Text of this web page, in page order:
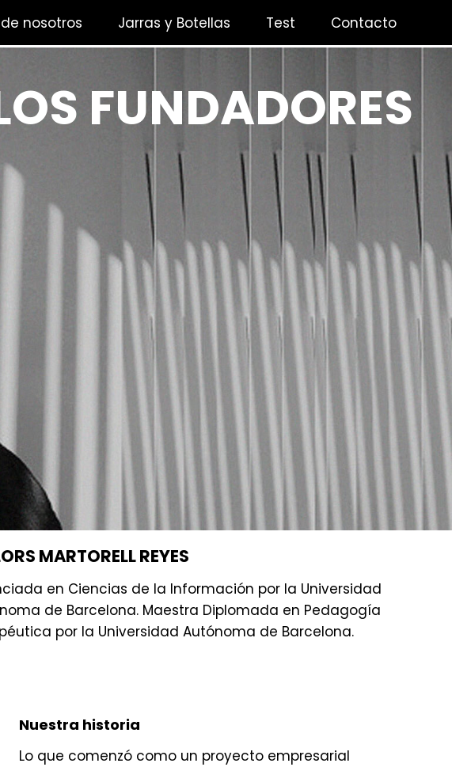
nosotros Jarras y Botellas Test Contacto
FUNDADORES
en Ciencias de la Información por la Universidad
de Barcelona. Maestra Diplomada en Pedagogía
por la Universidad Autónoma de Barcelona.
MARTORELL REYES
Nuestra historia
Lo que comenzó como un proyecto empresarial